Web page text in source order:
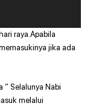
raya.Apabila
jika ada
” Selalunya Nabi
melalui